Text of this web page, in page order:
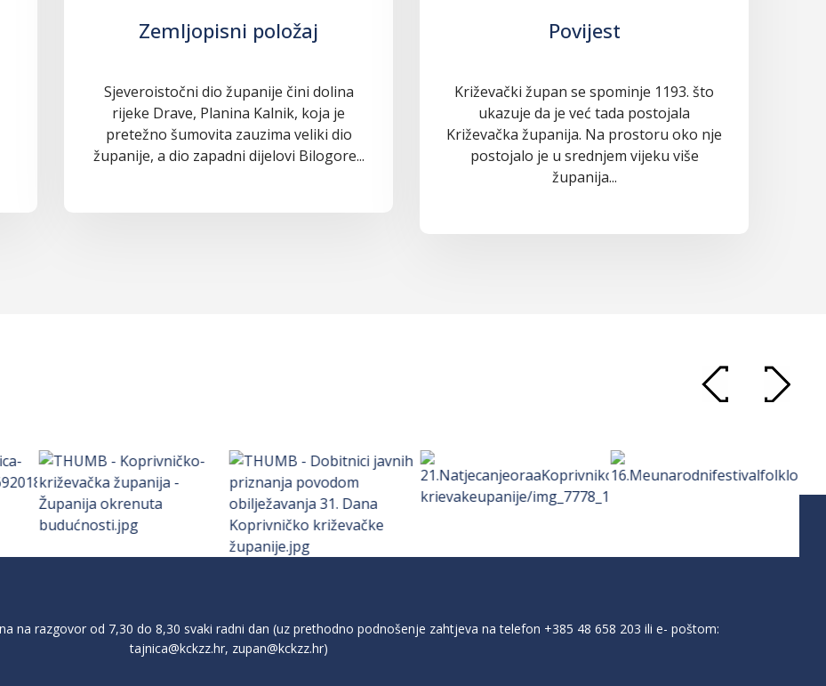
Zemljopisni položaj
Sjeveroistočni dio županije čini dolina
rijeke Drave, Planina Kalnik, koja je
pretežno šumovita zauzima veliki dio
županije, a dio zapadni dijelovi Bilogore...
Povijest
Križevački župan se spominje 1193. što
ukazuje da je već tada postojala
Križevačka županija. Na prostoru oko nje
postojalo je u srednjem vijeku više
županija...
na razgovor od 7,30 do 8,30 svaki radni dan (uz prethodno podnošenje zahtjeva na telefon +385 48 658 203 ili e- poštom:
tajnica@kckzz.hr, zupan@kckzz.hr)